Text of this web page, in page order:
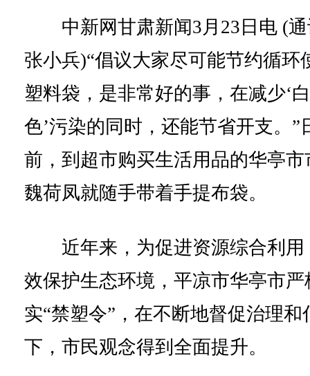
中新网甘肃新闻3月23日电 (通
张小兵)“倡议大家尽可能节约循环
塑料袋，是非常好的事，在减少‘白
色’污染的同时，还能节省开支。”
前，到超市购买生活用品的华亭市
魏荷凤就随手带着手提布袋。
近年来，为促进资源综合利用
效保护生态环境，平凉市华亭市严
实“禁塑令”，在不断地督促治理和
下，市民观念得到全面提升。